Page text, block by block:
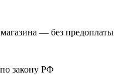
— без предоплаты
закону РФ